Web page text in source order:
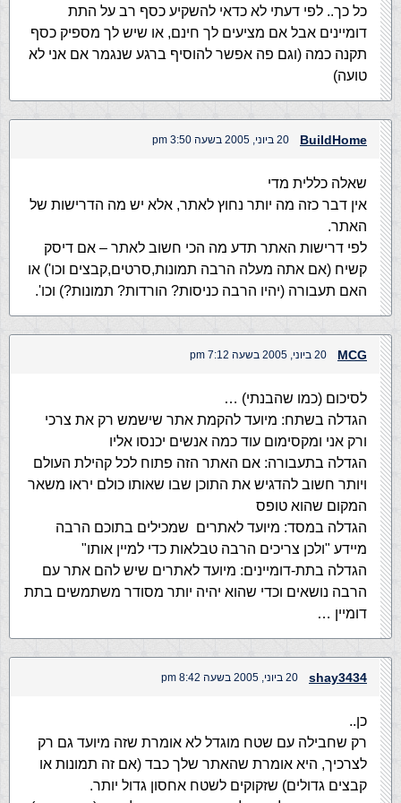
כל כך.. לפי דעתי לא כדאי להשקיע כסף רב על התת
דומיינים אבל אם מציעים לך חינם, או שיש לך מספיק כסף
תקנה כמה (וגם פה אפשר להוסיף ברגע שנגמר אם אני לא
טועה)
BuildHome 20 ביוני, 2005 בשעה 3:50 pm
שאלה כללית מדי
אין דבר כזה מה יותר נחוץ לאתר, אלא יש מה הדרישות של
האתר.
לפי דרישות האתר תדע מה הכי חשוב לאתר – אם דיסק
קשיח (אם אתה מעלה הרבה תמונות,סרטים,קבצים וכו') או
האם תעבורה (יהיו הרבה כניסות? הורדות? תמונות?) וכו'.
MCG 20 ביוני, 2005 בשעה 7:12 pm
לסיכום (כמו שהבנתי) …
הגדלה בשתח: מיועד להקמת אתר שישמש רק את צרכי
ורק אני ומקסימום עוד כמה אנשים יכנסו אליו
הגדלה בתעבורה: אם האתר הזה פתוח לכל קהילת העולם
ויותר חשוב להדגיש את התוכן שבו שאותו כולם יראו משאר
המקום שהוא טופס
הגדלה במסד: מיועד לאתרים שמכילים בתוכם הרבה
מיידע "ולכן צריכים הרבה טבלאות כדי למיין אותו"
הגדלה בתת-דומיינים: מיועד לאתרים שיש להם אתר עם
הרבה נושאים וכדי שהוא יהיה יותר מסודר משתמשים בתת
דומיין …
shay3434 20 ביוני, 2005 בשעה 8:42 pm
כן..
רק שחבילה עם שטח מוגדל לא אומרת שזה מיועד גם רק
לצרכיך, היא אומרת שהאתר שלך כבד (אם זה תמונות או
קבצים גדולים) שזקוקים לשטח אחסון גדול יותר.